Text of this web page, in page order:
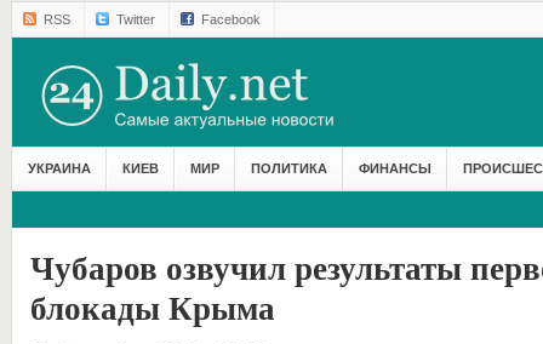
RSS Twitter Facebook
УКРАИНА КИЕВ МИР ПОЛИТИКА ФИНАНСЫ
Чубаров озвучил результаты
блокады Крыма